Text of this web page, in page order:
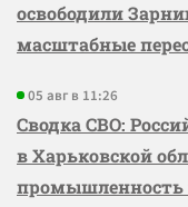
освободили
масштабные
05 авг в 11:26
Сводка СВО:
в Харьковской
промышленность